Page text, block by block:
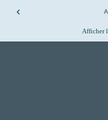
‹
Afficher